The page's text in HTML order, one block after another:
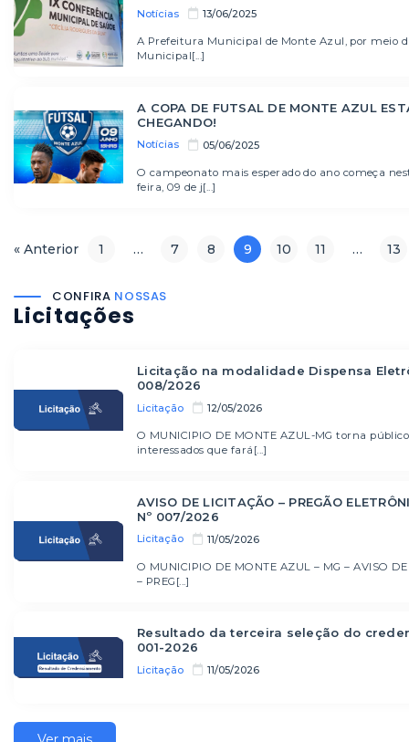
Notícias 13/06/2025
A Prefeitura Municipal de Monte Azul, por meio
Municipal[...]
Notícias 05/06/2025
A COPA DE FUTSAL DE MONTE AZUL
CHEGANDO!
O campeonato mais esperado do ano começa
feira, 09 de j[...]
« Anterior 1 … 7 8 9 10 11 … 13
CONFIRA NOSSAS
Licitações
Licitação 12/05/2026
Licitação na modalidade Dispensa
008/2026
O MUNICIPIO DE MONTE AZUL-MG torna
interessados que fará[...]
Licitação 11/05/2026
AVISO DE LICITAÇÃO – PREGÃO
Nº 007/2026
O MUNICIPIO DE MONTE AZUL – MG – AVISO
– PREG[...]
Licitação 11/05/2026
Resultado da terceira seleção do
001-2026